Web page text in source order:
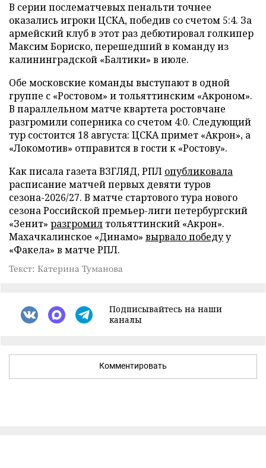
В серии послематчевых пенальти точнее
оказались игроки ЦСКА, победив со счетом 5:4. За
армейский клуб в этот раз дебютировал голкипер
Максим Бориско, перешедший в команду из
калининградской «Балтики» в июле.
Обе московские команды выступают в одной
группе с «Ростовом» и тольяттинским «Акроном».
В параллельном матче квартета ростовчане
разгромили соперника со счетом 4:0. Следующий
тур состоится 18 августа: ЦСКА примет «Акрон», а
«Локомотив» отправится в гости к «Ростову».
Как писала газета ВЗГЛЯД, РПЛ опубликовала
расписание матчей первых девяти туров
сезона-2026/27. В матче стартового тура нового
сезона Российской премьер-лиги петербургский
«Зенит» разгромил тольяттинский «Акрон».
Махачкалинское «Динамо» вырвало победуу
«Факела» в матче РПЛ.
Текст: Катерина Туманова
Подписывайтесь на наши
каналы
Комментировать